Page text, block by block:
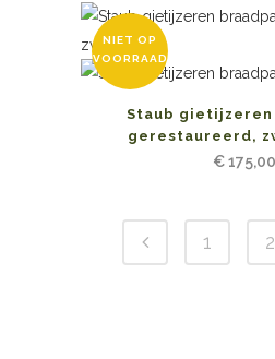
NIET OP
VOORRAAD
Staub gietijzeren
gerestaureerd,
€175,00
1 2